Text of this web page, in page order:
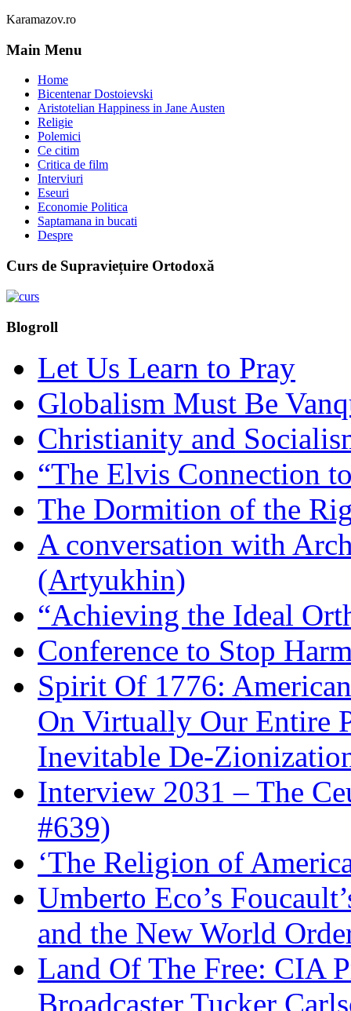
Karamazov.ro
Main Menu
Home
Bicentenar Dostoievski
Aristotelian Happiness in Jane Austen
Religie
Polemici
Ce citim
Critica de film
Interviuri
Eseuri
Economie Politica
Saptamana in bucati
Despre
Curs de Supraviețuire Ortodoxă
Blogroll
Let Us Learn to Pray
Globalism Must Be
Christianity and
“The Elvis Connection
The Dormition of the
A conversation with
(Artyukhin)
“Achieving the Ideal
Conference to Stop
Spirit Of 1776:
On Virtually Our Entire
Inevitable De-
Interview 2031 – The
#639)
‘The Religion of
Umberto Eco’s
and the New World
Land Of The Free: CIA
Broadcaster Tucker